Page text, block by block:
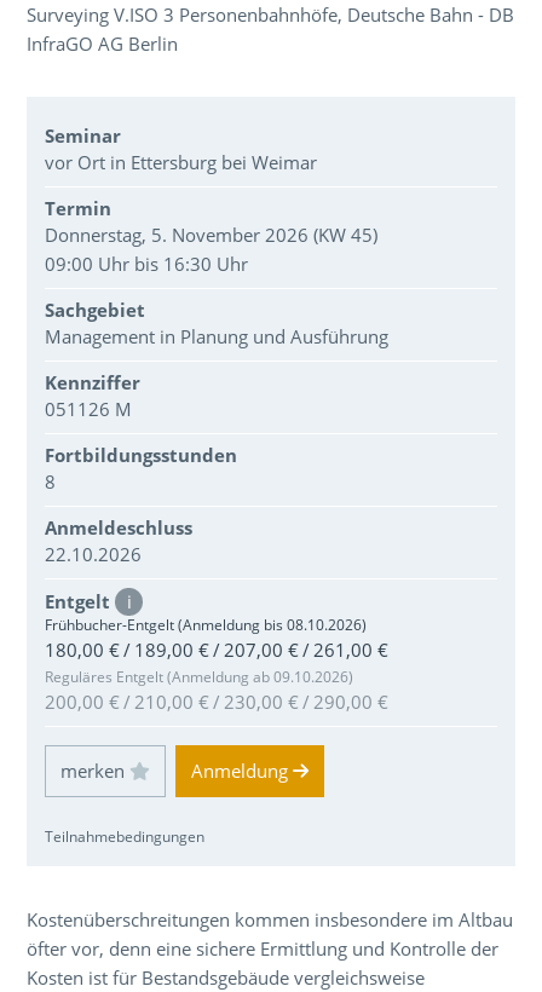
Surveying V.ISO 3 Personenbahnhöfe, Deutsche Bahn - DB
InfraGO AG Berlin
Veranstaltungsdaten
Seminar
vor Ort in Ettersburg bei Weimar
Termin
Donnerstag, 5. November 2026 (KW 45)
09:00 Uhr bis 16:30 Uhr
Sachgebiet
Management in Planung und Ausführung
Kennziffer
051126 M
Fortbildungsstunden
8
Anmeldeschluss
22.10.2026
Entgelt i
Frühbucher-Entgelt (Anmeldung bis 08.10.2026)
180,00 € / 189,00 € / 207,00 € / 261,00 €
Reguläres Entgelt (Anmeldung ab 09.10.2026)
200,00 € / 210,00 € / 230,00 € / 290,00 €
Einloggen und Merkliste benutzen
Anmeldung
Teilnahmebedingungen
Kostenüberschreitungen kommen insbesondere im Altbau
öfter vor, denn eine sichere Ermittlung und Kontrolle der
Kosten ist für Bestandsgebäude vergleichsweise